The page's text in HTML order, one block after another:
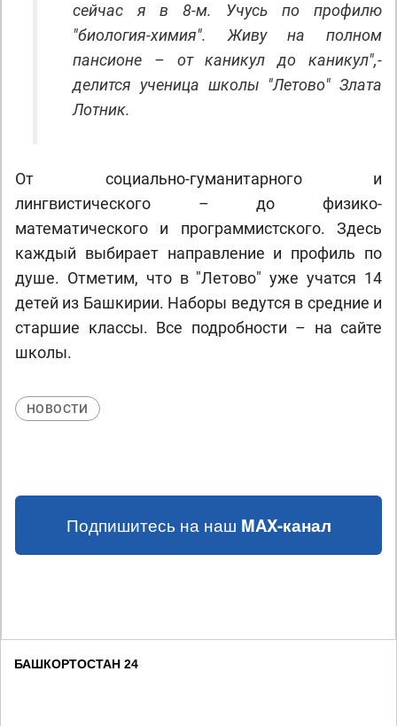
сейчас я в 8-м. Учусь по профилю
"биология-химия". Живу на полном
пансионе – от каникул до каникул",-
делится ученица школы "Летово" Злата
Лотник.
От социально-гуманитарного и
лингвистического – до физико-
математического и программистского. Здесь
каждый выбирает направление и профиль по
душе. Отметим, что в "Летово" уже учатся 14
детей из Башкирии. Наборы ведутся в средние и
старшие классы. Все подробности – на сайте
школы.
НОВОСТИ
Подпишитесь на наш MAX-канал
БАШКОРТОСТАН 24